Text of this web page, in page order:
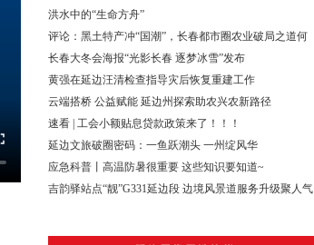
洪水中的“生命方舟”
评论：黑土特产冲“国潮”，长春都市圈农业破局之道何
在？
长春大冬会海报“光影长春 逐梦冰雪”发布
黄强在延边汪清检查指导灾后恢复重建工作
云端搭桥 公益赋能 延边州探索助农兴农新路径
速看 | 工会小额贴息贷款政策来了！！！
延边文旅破圈密码：一鱼跃潮头 一州绽风华
应急科普丨高温防暑很重要 这些知识要知道~
吉韵驿站点“靓”G331延边段 边境风景道服务升级聚人气